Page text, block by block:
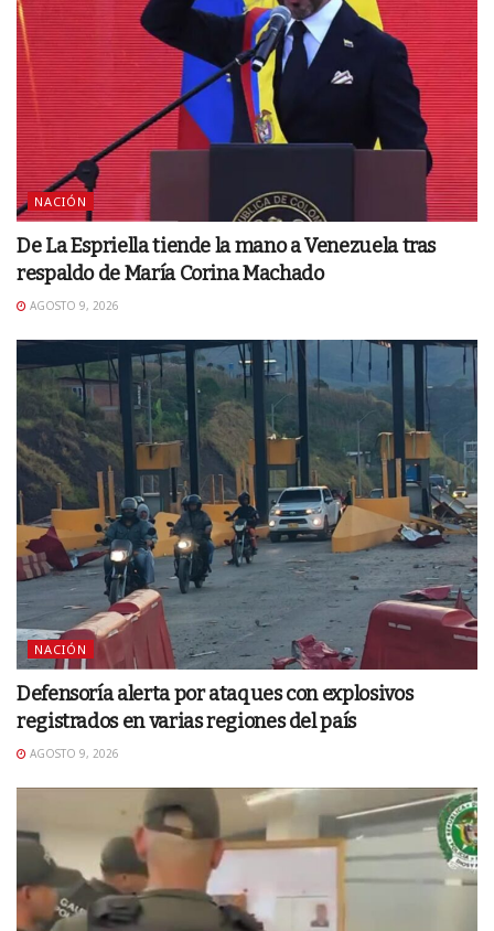
NACIÓN
De La Espriella tiende la mano a Venezuela tras
respaldo de María Corina Machado
AGOSTO 9, 2026
NACIÓN
Defensoría alerta por ataques con explosivos
registrados en varias regiones del país
AGOSTO 9, 2026